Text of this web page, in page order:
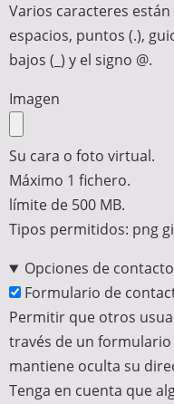
Varios caracteres
espacios, puntos (.),
bajos (_) y el signo @.
Imagen
Su cara o foto virtual.
Máximo 1 fichero.
límite de 500 MB.
Tipos permitidos: png
Opciones de contacto
Formulario de
Permitir que otros
través de un
mantiene oculta su
Tenga en cuenta que